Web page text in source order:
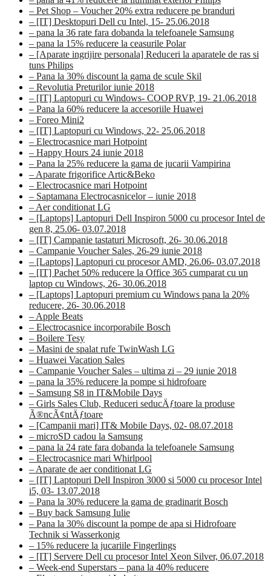
– Pet Shop – Voucher 20% extra reducere pe branduri
– [IT] Desktopuri Dell cu Intel, 15- 25.06.2018
– pana la 36 rate fara dobanda la telefoanele Samsung
– pana la 15% reducere la ceasurile Polar
– [Aparate ingrijire personala] Reduceri la aparatele de ras si
tuns Philips
– Pana la 30% discount la gama de scule Skil
– Revolutia Preturilor iunie 2018
– [IT] Laptopuri cu Windows- COOP RVP, 19- 21.06.2018
– Pana la 60% reducere la accesoriile Huawei
– Foreo Mini2
– [IT] Laptopuri cu Windows, 22- 25.06.2018
– Electrocasnice mari Hotpoint
– Happy Hours 24 iunie 2018
– Pana la 25% reducere la gama de jucarii Vampirina
– Aparate frigorifice Artic&Beko
– Electrocasnice mari Hotpoint
– Saptamana Electrocasnicelor – iunie 2018
– Aer conditionat LG
– [Laptops] Laptopuri Dell Inspiron 5000 cu procesor Intel de
gen 8, 25.06- 03.07.2018
– [IT] Campanie tastaturi Microsoft, 26- 30.06.2018
– Campanie Voucher Sales, 26-29 iunie 2018
– [Laptops] Laptopuri cu procesor AMD, 26.06- 03.07.2018
– [IT] Pachet 50% reducere la Office 365 cumparat cu un
laptop cu Windows, 26- 30.06.2018
– [Laptops] Laptopuri premium cu Windows pana la 20%
reducere, 26- 30.06.2018
– Apple Beats
– Electrocasnice incorporabile Bosch
– Boilere Tesy
– Masini de spalat rufe TwinWash LG
– Huawei Vacation Sales
– Campanie Voucher Sales – ultima zi – 29 iunie 2018
– pana la 35% reducere la pompe si hidrofoare
– Samsung S8 in IT&Mobile Days
– Girls Sales Club, Reduceri seducÄƒtoare la produse
Ã®ncÃ¢ntÄƒtoare
– [Campanii mari] IT& Mobile Days, 02- 08.07.2018
– microSD cadou la Samsung
– pana la 24 rate fara dobanda la telefoanele Samsung
– Electrocasnice mari Whirlpool
– Aparate de aer conditionat LG
– [IT] Laptopuri Dell Inspiron 3000 si 5000 cu procesor Intel
i5, 03- 13.07.2018
– Pana la 30% reducere la gama de gradinarit Bosch
– Buy back Samsung Iulie
– Pana la 30% discount la pompe de apa si Hidrofoare
Technik si Wasserkonig
– 15% reducere la jucariile Fingerlings
– [IT] Servere Dell cu procesor Intel Xeon Silver, 06.07.2018
– Week-end Superstars – pana la 40% reducere